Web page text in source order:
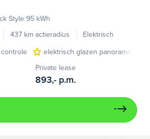
Style 95 kWh
437 km actieradius
Elektrisch
elektrisch glazen panorama-dak
Private lease
893,- p.m.